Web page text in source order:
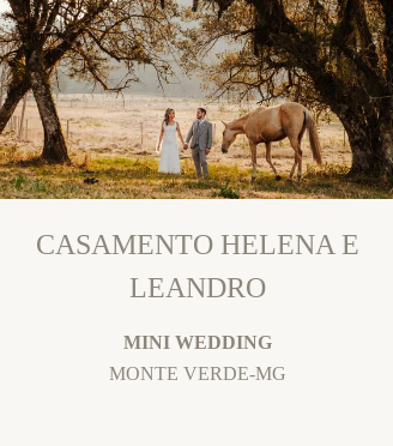
CASAMENTO HELENA E
LEANDRO
MINI WEDDING
MONTE VERDE-MG